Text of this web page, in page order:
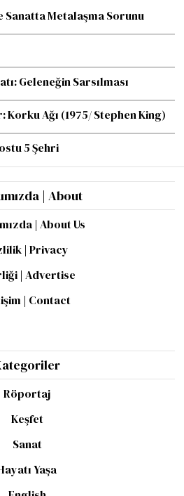
Metalaşma Sorunu
Geleneğin Sarsılması
Ağı (1975/ Stephen King)
5 Şehri
| About
| About Us
| Privacy
| Advertise
| Contact
Röportaj
Keşfet
Sanat
Yaşa